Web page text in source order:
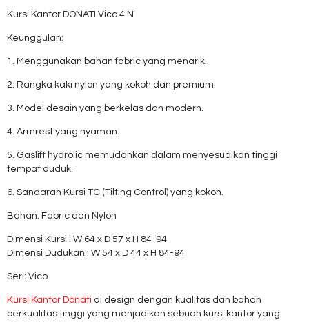
Kursi Kantor DONATI Vico 4 N
Keunggulan:
1. Menggunakan bahan fabric yang menarik.
2. Rangka kaki nylon yang kokoh dan premium.
3. Model desain yang berkelas dan modern.
4. Armrest yang nyaman.
5. Gaslift hydrolic memudahkan dalam menyesuaikan tinggi
tempat duduk.
6. Sandaran Kursi TC (Tilting Control) yang kokoh.
Bahan: Fabric dan Nylon
Dimensi Kursi : W 64 x D 57 x H 84-94
Dimensi Dudukan : W 54 x D 44 x H 84-94
Seri: Vico
Kursi Kantor Donati di design dengan kualitas dan bahan
berkualitas tinggi yang menjadikan sebuah kursi kantor yang